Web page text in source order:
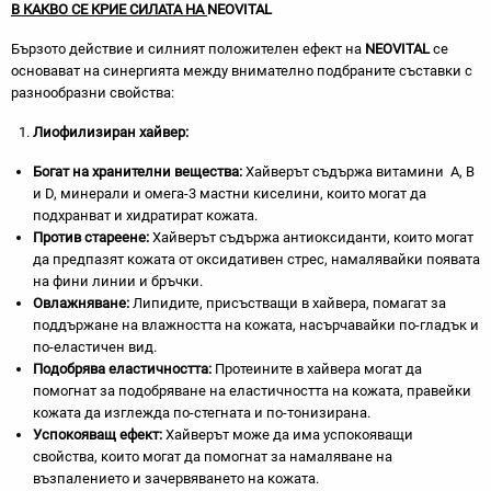
В КАКВО СЕ КРИЕ СИЛАТА НА NEOVITAL
Бързото действие и силният положителен ефект на NEOVITALсе
основават на синергията между внимателно подбраните съставки с
разнообразни свойства:
Лиофилизиран хайвер:
Богат на хранителни вещества: Хайверът съдържа витамини A, B
и D, минерали и омега-3 мастни киселини, които могат да
подхранват и хидратират кожата.
Против стареене: Хайверът съдържа антиоксиданти, които могат
да предпазят кожата от оксидативен стрес, намалявайки появата
на фини линии и бръчки.
Овлажняване: Липидите, присъстващи в хайвера, помагат за
поддържане на влажността на кожата, насърчавайки по-гладък и
по-еластичен вид.
Подобрява еластичността: Протеините в хайвера могат да
помогнат за подобряване на еластичността на кожата, правейки
кожата да изглежда по-стегната и по-тонизирана.
Успокояващ ефект: Хайверът може да има успокояващи
свойства, които могат да помогнат за намаляване на
възпалението и зачервяването на кожата.